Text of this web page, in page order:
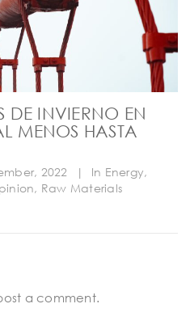
DE INVIERNO EN
MENOS HASTA
2022 | In Energy,
, Raw Materials
a comment.